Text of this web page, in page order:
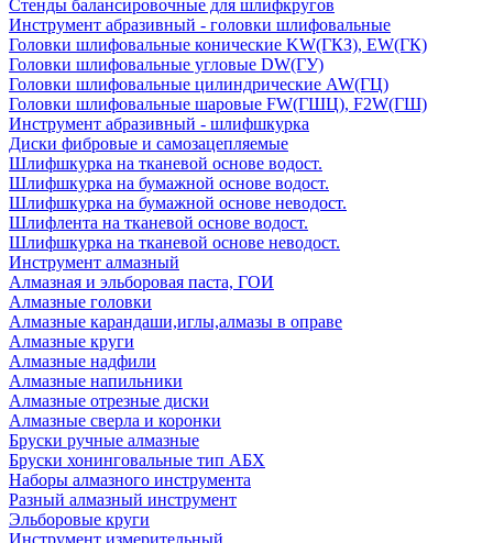
Стенды балансировочные для шлифкругов
Инструмент абразивный - головки шлифовальные
Головки шлифовальные конические KW(ГКЗ), EW(ГК)
Головки шлифовальные угловые DW(ГУ)
Головки шлифовальные цилиндрические AW(ГЦ)
Головки шлифовальные шаровые FW(ГШЦ), F2W(ГШ)
Инструмент абразивный - шлифшкурка
Диски фибровые и самозацепляемые
Шлифшкурка на тканевой основе водост.
Шлифшкурка на бумажной основе водост.
Шлифшкурка на бумажной основе неводост.
Шлифлента на тканевой основе водост.
Шлифшкурка на тканевой основе неводост.
Инструмент алмазный
Алмазная и эльборовая паста, ГОИ
Алмазные головки
Алмазные карандаши,иглы,алмазы в оправе
Алмазные круги
Алмазные надфили
Алмазные напильники
Алмазные отрезные диски
Алмазные сверла и коронки
Бруски ручные алмазные
Бруски хонинговальные тип АБХ
Наборы алмазного инструмента
Разный алмазный инструмент
Эльборовые круги
Инструмент измерительный